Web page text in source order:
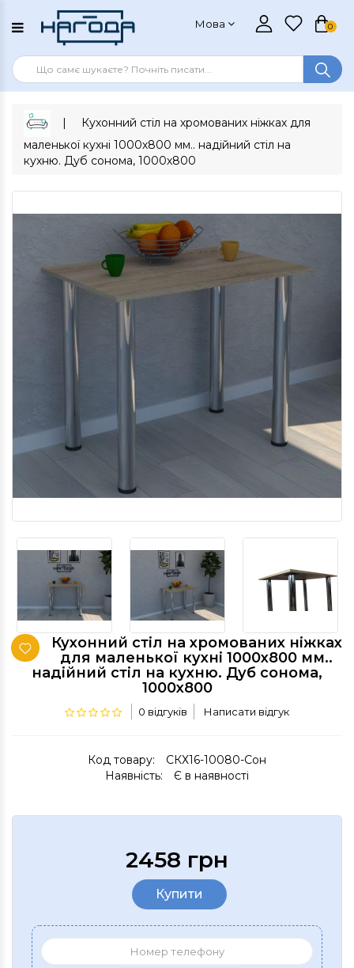
Мова 0
Кухонний стіл на хромованих ніжках для
маленької кухні 1000х800 мм.. надійний стіл на
кухню. Дуб сонома, 1000х800
Кухонний стіл на хромованих ніжках
для маленької кухні 1000х800 мм..
надійний стіл на кухню. Дуб сонома,
1000х800
0 відгуків Написати відгук
Код товару:
СКХ16-10080-Сон
Наявність:
Є в наявності
2458 грн
Купити